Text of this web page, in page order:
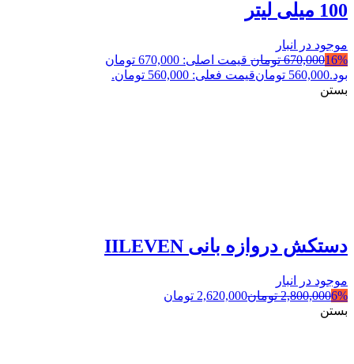
100 میلی لیتر
موجود در انبار
16%
670,000 تومان
قیمت اصلی: 670,000 تومان
بود.560,000 تومانقیمت فعلی: 560,000 تومان.
بستن
دستکش دروازه بانی IILEVEN
موجود در انبار
6%
2,800,000 تومان2,620,000 تومان
بستن